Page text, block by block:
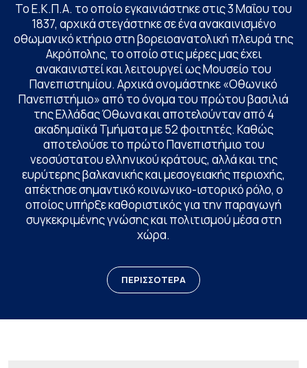
Το Ε.Κ.Π.Α. το οποίο εγκαινιάστηκε στις 3 Μαΐου του
1837, αρχικά στεγάστηκε σε ένα ανακαινισμένο
οθωμανικό κτήριο στη βορειοανατολική πλευρά της
Ακρόπολης, το οποίο στις μέρες μας έχει
ανακαινιστεί και λειτουργεί ως Μουσείο του
Πανεπιστημίου. Αρχικά ονομάστηκε «Οθωνικό
Πανεπιστήμιο» από το όνομα του πρώτου βασιλιά
της Ελλάδας Όθωνα και αποτελούνταν από 4
ακαδημαϊκά Τμήματα με 52 φοιτητές. Καθώς
αποτελούσε το πρώτο Πανεπιστήμιο του
νεοσύστατου ελληνικού κράτους, αλλά και της
ευρύτερης βαλκανικής και μεσογειακής περιοχής,
απέκτησε σημαντικό κοινωνικο-ιστορικό ρόλο, ο
οποίος υπήρξε καθοριστικός για την παραγωγή
συγκεκριμένης γνώσης και πολιτισμού μέσα στη
χώρα.
ΠΕΡΙΣΣΟΤΕΡΑ